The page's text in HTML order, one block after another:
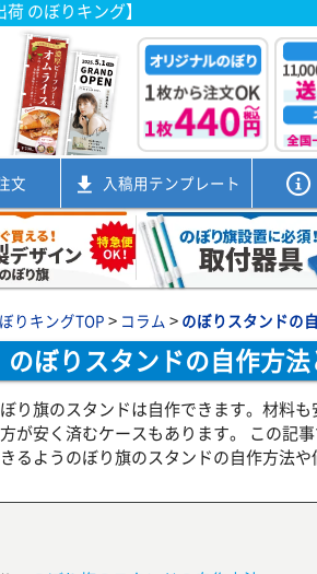
のぼりキング】
文 入稿用テンプレート
りキングTOP > コラム > のぼりスタンドの
のぼりスタンドの自作方
り旗のスタンドは自作できます。材料
が安く済むケースもあります。 この記
るようのぼり旗のスタンドの自作方法や